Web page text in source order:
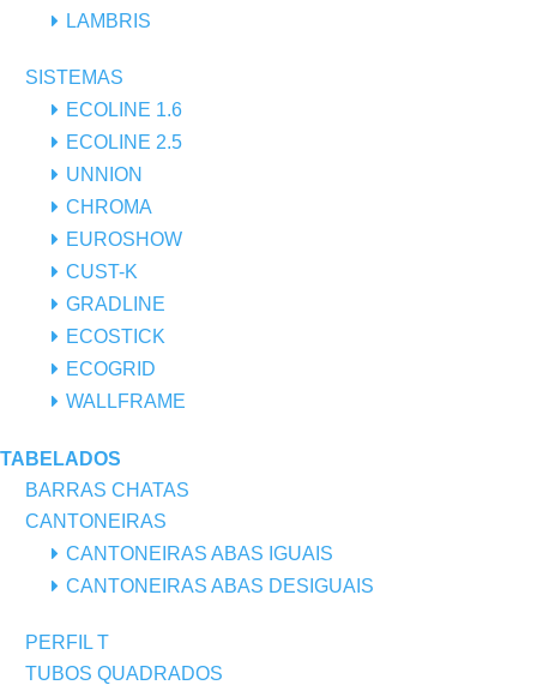
LAMBRIS
SISTEMAS
ECOLINE 1.6
ECOLINE 2.5
UNNION
CHROMA
EUROSHOW
CUST-K
GRADLINE
ECOSTICK
ECOGRID
WALLFRAME
TABELADOS
BARRAS CHATAS
CANTONEIRAS
CANTONEIRAS ABAS IGUAIS
CANTONEIRAS ABAS DESIGUAIS
PERFIL T
TUBOS QUADRADOS